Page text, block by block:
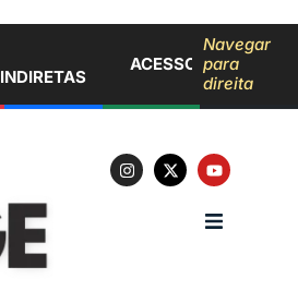
INDIRETAS
ACESSO À
Navegar
para
direita